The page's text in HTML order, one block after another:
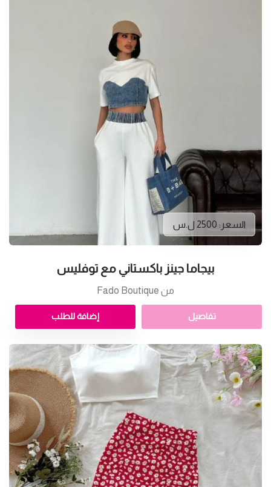
السعر: 2500 ل.س
بيجاما جينز باكستاني مع توفليس
من Fado Boutique
تفاصيل إضافة للطلب